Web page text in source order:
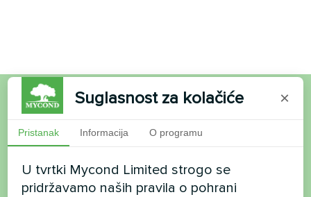
Želite kupiti ili imate
pitanja?
Kontaktirajte nas i mi ćemo vam pomoći
Suglasnost za kolačiće ×
Pristanak Informacija O programu
U tvrtki Mycond Limited strogo se
pridržavamo naših pravila o pohrani